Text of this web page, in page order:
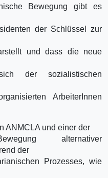
Bewegung gibt es
der Schlüssel zur
und dass die neue
der sozialistischen
ArbeiterInnen
ANMCLA und einer der
alternativer
der
Prozesses, wie